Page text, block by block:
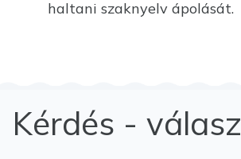
haltani szaknyelv ápolását.
Kérdés - válasz